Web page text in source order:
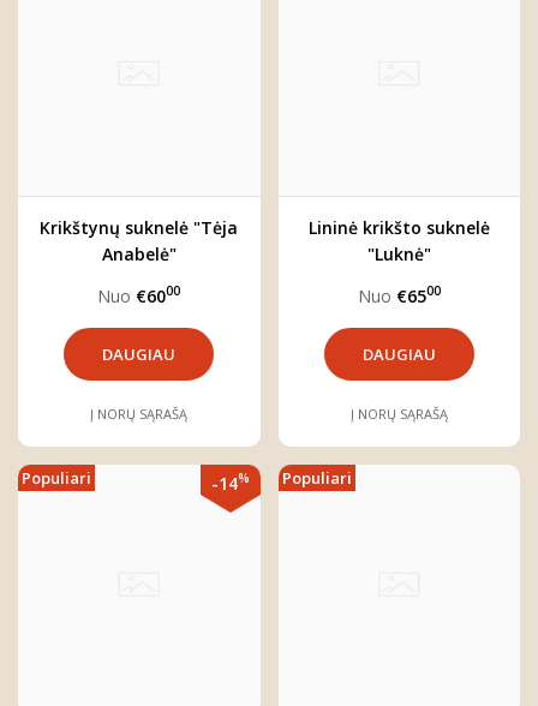
Krikštynų suknelė "Tėja
Anabelė"
Nuo €6000
DAUGIAU
Į NORŲ SĄRAŠĄ
Lininė krikšto suknelė
"Luknė"
Nuo €6500
DAUGIAU
Į NORŲ SĄRAŠĄ
Populiari -14% Populiari